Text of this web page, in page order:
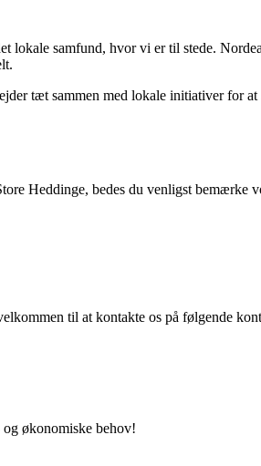
lokale samfund, hvor vi er til stede.
tæt sammen med lokale initiativer for
Heddinge, bedes du venligst bemærke
til at kontakte os på følgende
økonomiske behov!